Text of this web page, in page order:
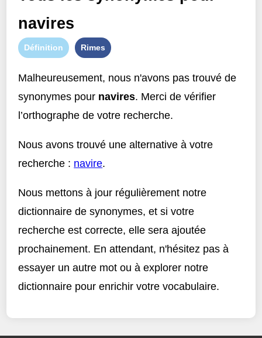
navires
Définition Rimes
Malheureusement, nous n'avons pas trouvé de
synonymes pour navires. Merci de vérifier
l’orthographe de votre recherche.
Nous avons trouvé une alternative à votre
recherche : navire.
Nous mettons à jour régulièrement notre
dictionnaire de synonymes, et si votre
recherche est correcte, elle sera ajoutée
prochainement. En attendant, n'hésitez pas à
essayer un autre mot ou à explorer notre
dictionnaire pour enrichir votre vocabulaire.